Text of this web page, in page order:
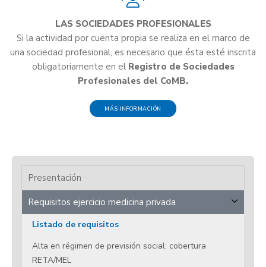
LAS SOCIEDADES PROFESIONALES
Si la actividad por cuenta propia se realiza en el marco de
una sociedad profesional, es necesario que ésta esté inscrita
obligatoriamente en el Registro de Sociedades
Profesionales del CoMB.
MÁS INFORMACIÓN
Presentación
Requisitos ejercicio medicina privada
Listado de requisitos
Alta en régimen de previsión social: cobertura
RETA/MEL